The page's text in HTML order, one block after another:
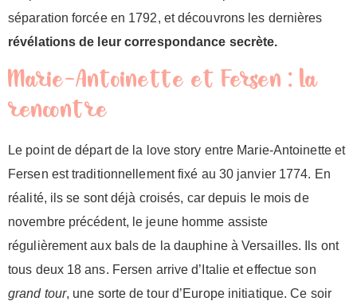
séparation forcée en 1792, et découvrons les dernières
révélations de leur correspondance secrète.
Marie-Antoinette et Fersen : la
rencontre
Le point de départ de la love story entre Marie-Antoinette et
Fersen est traditionnellement fixé au 30 janvier 1774. En
réalité, ils se sont déjà croisés, car depuis le mois de
novembre précédent, le jeune homme assiste
régulièrement aux bals de la dauphine à Versailles. Ils ont
tous deux 18 ans. Fersen arrive d’Italie et effectue son
grand tour, une sorte de tour d’Europe initiatique. Ce soir